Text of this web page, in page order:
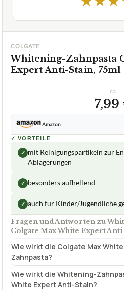
COLGATE
Whitening-Zahnpasta
Expert Anti-Stain, 75ml
ca.
7,99
Amazon
✓ VORTEILE
✓ mit Reinigungspartikeln zur
Ablagerungen
✓ besonders aufhellend
✓ auch für Kinder/Jugendliche
Fragen und Antworten zu
Colgate Max White Expert
Wie wirkt die Colgate Max
Zahnpasta?
Wie wirkt die Whitening-
White Expert Anti-Stain?